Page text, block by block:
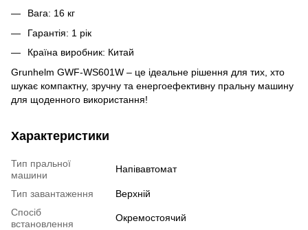
Вага: 16 кг
Гарантія: 1 рік
Країна виробник: Китай
Grunhelm GWF-WS601W – це ідеальне рішення для тих, хто
шукає компактну, зручну та енергоефективну пральну машину
для щоденного використання!
Характеристики
Тип пральної
машини
Напівавтомат
Тип завантаження
Верхній
Спосіб
встановлення
Окремостоячий